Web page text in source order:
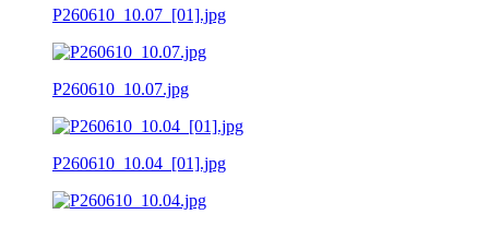
P260610_10.07_[01].jpg
P260610_10.07.jpg
P260610_10.04_[01].jpg